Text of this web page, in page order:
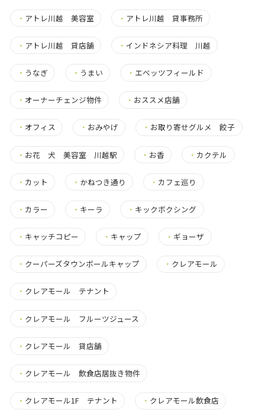
・ アトレ川越 美容室 ・ アトレ川越 貸事務所
・ アトレ川越 貸店舗 ・ インドネシア料理 川越
・ うなぎ ・ うまい ・ エベッツフィールド
・ オーナーチェンジ物件 ・ おススメ店舗
・ オフィス ・ おみやげ ・ お取り寄せグルメ 餃子
・ お花 犬 美容室 川越駅 ・ お香 ・ カクテル
・ カット ・ かねつき通り ・ カフェ巡り
・ カラー ・ キーラ ・ キックボクシング
・ キャッチコピー ・ キャップ ・ ギョーザ
・ クーパーズタウンボールキャップ ・ クレアモール
・ クレアモール テナント
・ クレアモール フルーツジュース
・ クレアモール 貸店舗
・ クレアモール 飲食店居抜き物件
・ クレアモール1F テナント ・ クレアモール飲食店